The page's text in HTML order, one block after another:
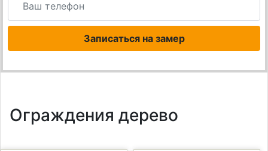
Записаться на замер
Ограждения дерево